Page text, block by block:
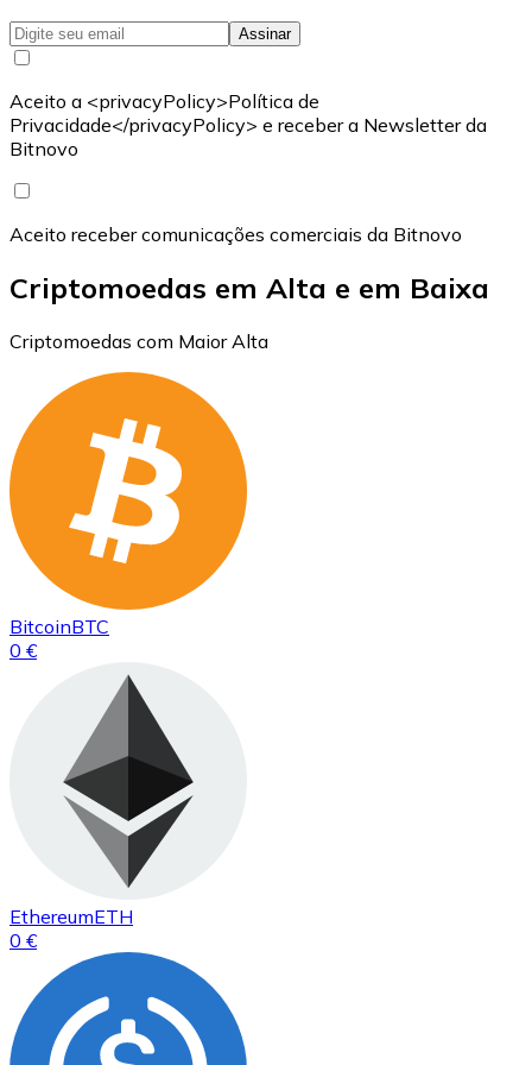
Assinar
Aceito a <privacyPolicy>Política de
Privacidade</privacyPolicy> e receber a Newsletter da
Bitnovo
Aceito receber comunicações comerciais da Bitnovo
Criptomoedas em Alta e em Baixa
Criptomoedas com Maior Alta
BitcoinBTC
0 €
EthereumETH
0 €